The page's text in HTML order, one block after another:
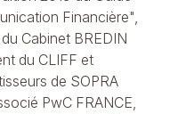
Financière",
Cabinet BREDIN
du CLIFF et
de SOPRA
PwC FRANCE,